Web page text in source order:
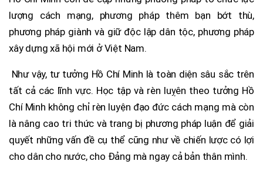
lượng cách mạng, phương pháp thêm bạn bớt thù,
phương pháp giành và giữ độc lập dân tộc, phương pháp
xây dựng xã hội mới ở Việt Nam.
Như vậy, tư tưởng Hồ Chí Minh là toàn diện sâu sắc trên
tất cả các lĩnh vực. Học tập và rèn luỵên theo tưởng Hồ
Chí Minh không chỉ rèn luyện đạo đức cách mạng mà còn
là nâng cao tri thức và trang bị phương pháp luận để giải
quyết những vấn đề cụ thể cũng như về chiến lược có lợi
cho dân cho nước, cho Đảng mà ngay cả bản thân mình.